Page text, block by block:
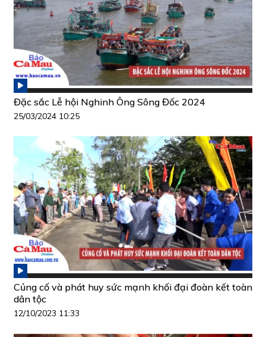
Đặc sắc Lễ hội Nghinh Ông Sông Đốc 2024
25/03/2024 10:25
Củng cố và phát huy sức mạnh khối đại đoàn kết toàn
dân tộc
12/10/2023 11:33